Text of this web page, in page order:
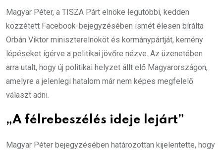
Magyar Péter, a TISZA Párt elnöke legutóbbi, kedden
közzétett Facebook-bejegyzésében ismét élesen bírálta
Orbán Viktor miniszterelnököt és kormánypártját, kemény
lépéseket ígérve a politikai jövőre nézve. Az üzenetében
arra utalt, hogy új politikai helyzet állt elő Magyarországon,
amelyre a jelenlegi hatalom már nem képes megfelelő
választ adni.
„A félrebeszélés ideje lejárt”
Magyar Péter bejegyzésében határozottan kijelentette, hogy